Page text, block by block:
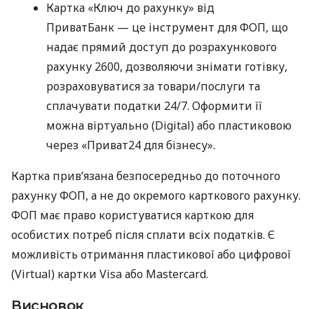
Картка «Ключ до рахунку» від
ПриватБанк — це інструмент для ФОП, що
надає прямий доступ до розрахункового
рахунку 2600, дозволяючи знімати готівку,
розраховуватися за товари/послуги та
сплачувати податки 24/7. Оформити її
можна віртуально (Digital) або пластиковою
через «Приват24 для бізнесу».
Картка прив’язана безпосередньо до поточного
рахунку ФОП, а не до окремого карткового рахунку.
ФОП має право користуватися карткою для
особистих потреб після сплати всіх податків. Є
можливість отримання пластикової або цифрової
(Virtual) картки Visa або Mastercard.
Висновок